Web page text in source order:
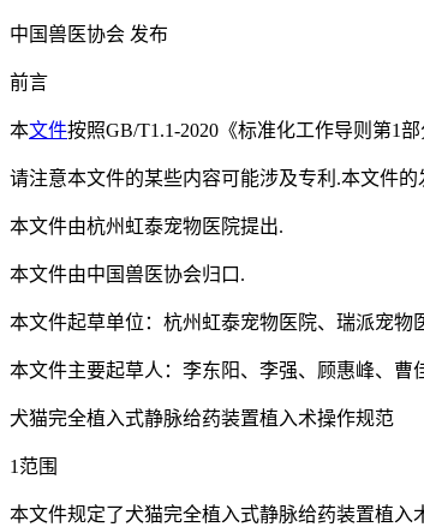
中国兽医协会 发布
前言
本文件按照GB/T1.1-2020《标准化工作导则第1
请注意本文件的某些内容可能涉及专利.本文件
本文件由杭州虹泰宠物医院提出.
本文件由中国兽医协会归口.
本文件起草单位：杭州虹泰宠物医院、瑞派宠
本文件主要起草人：李东阳、李强、顾惠峰、曹
犬猫完全植入式静脉给药装置植入术操作规范
1范围
本文件规定了犬猫完全植入式静脉给药装置植入